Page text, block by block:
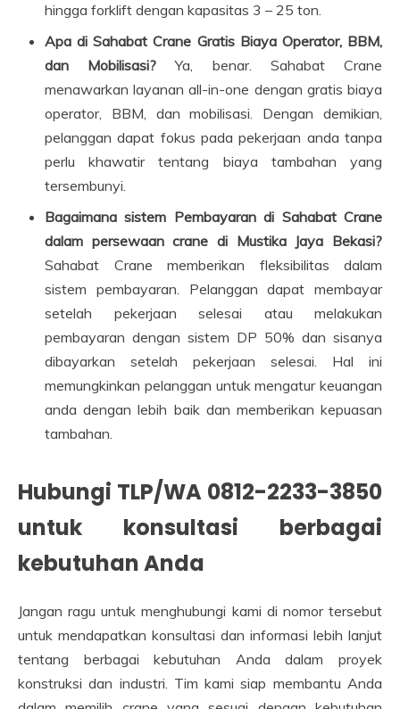
hingga forklift dengan kapasitas 3 – 25 ton.
Apa di Sahabat Crane Gratis Biaya Operator, BBM,
dan Mobilisasi? Ya, benar. Sahabat Crane
menawarkan layanan all-in-one dengan gratis biaya
operator, BBM, dan mobilisasi. Dengan demikian,
pelanggan dapat fokus pada pekerjaan anda tanpa
perlu khawatir tentang biaya tambahan yang
tersembunyi.
Bagaimana sistem Pembayaran di Sahabat Crane
dalam persewaan crane di Mustika Jaya Bekasi?
Sahabat Crane memberikan fleksibilitas dalam
sistem pembayaran. Pelanggan dapat membayar
setelah pekerjaan selesai atau melakukan
pembayaran dengan sistem DP 50% dan sisanya
dibayarkan setelah pekerjaan selesai. Hal ini
memungkinkan pelanggan untuk mengatur keuangan
anda dengan lebih baik dan memberikan kepuasan
tambahan.
Hubungi TLP/WA 0812-2233-3850
untuk konsultasi berbagai
kebutuhan Anda
Jangan ragu untuk menghubungi kami di nomor tersebut
untuk mendapatkan konsultasi dan informasi lebih lanjut
tentang berbagai kebutuhan Anda dalam proyek
konstruksi dan industri. Tim kami siap membantu Anda